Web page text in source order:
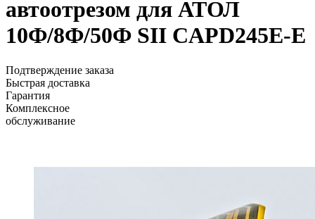
автоотрезом для АТОЛ
10Ф/8Ф/50Ф SII CAPD245E-E
Подтверждение заказа
Быстрая доставка
Гарантия
Комплексное
обслуживание